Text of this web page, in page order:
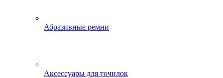
Абразивные ремни
Аксессуары для точилок